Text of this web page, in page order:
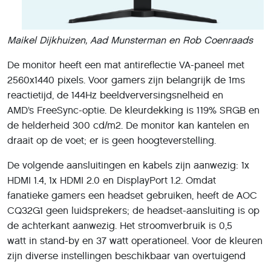
Maikel Dijkhuizen, Aad Munsterman en Rob Coenraads
De monitor heeft een mat antireflectie VA-paneel met
2560x1440 pixels. Voor gamers zijn belangrijk de 1ms
reactietijd, de 144Hz beeldverversingsnelheid en
AMD’s FreeSync-optie. De kleurdekking is 119% SRGB en
de helderheid 300 cd/m2. De monitor kan kantelen en
draait op de voet; er is geen hoogteverstelling.
De volgende aansluitingen en kabels zijn aanwezig: 1x
HDMI 1.4, 1x HDMI 2.0 en DisplayPort 1.2. Omdat
fanatieke gamers een headset gebruiken, heeft de AOC
CQ32G1 geen luidsprekers; de headset-aansluiting is op
de achterkant aanwezig. Het stroomverbruik is 0,5
watt in stand-by en 37 watt operationeel. Voor de kleuren
zijn diverse instellingen beschikbaar van overtuigend